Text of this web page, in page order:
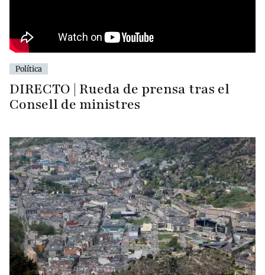
Política
DIRECTO | Rueda de prensa tras el
Consell de ministres